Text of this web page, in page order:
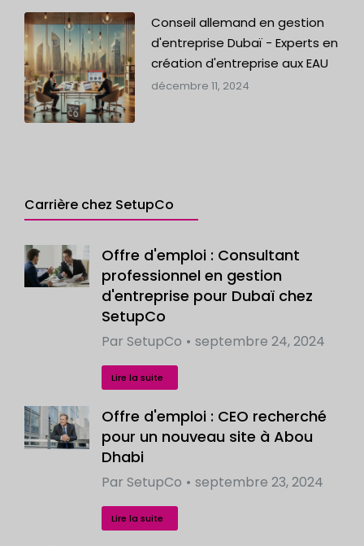
Conseil allemand en gestion
d'entreprise Dubaï - Experts en
création d'entreprise aux EAU
décembre 11, 2024
Carrière chez SetupCo
Offre d'emploi : Consultant
professionnel en gestion
d'entreprise pour Dubaï chez
SetupCo
Par SetupCo septembre 24, 2024
Lire la suite
Offre d'emploi : CEO recherché
pour un nouveau site à Abou
Dhabi
Par SetupCo septembre 23, 2024
Lire la suite